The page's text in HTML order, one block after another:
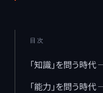
目次
「知識」を問う時
「能力」を問う時